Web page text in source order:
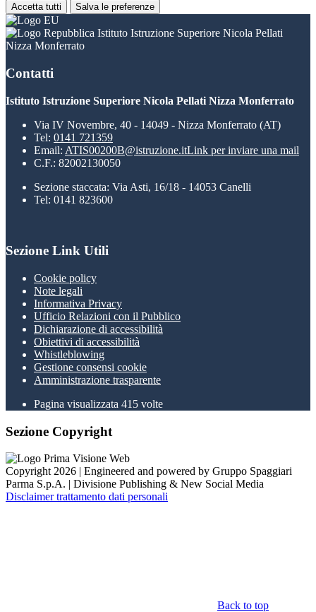
Accetta tutti Salva le preferenze
Istituto Istruzione Superiore Nicola Pellati
Nizza Monferrato
Contatti
Istituto Istruzione Superiore Nicola Pellati Nizza Monferrato
Via IV Novembre, 40 - 14049 - Nizza Monferrato (AT)
Tel: 0141 721359
Email: ATIS00200B@istruzione.itLink per inviare una mail
C.F.: 82002130050
Sezione staccata: Via Asti, 16/18 - 14053 Canelli
Tel: 0141 823600
Sezione Link Utili
Cookie policy
Note legali
Informativa Privacy
Ufficio Relazioni con il Pubblico
Dichiarazione di accessibilità
Obiettivi di accessibilità
Whistleblowing
Gestione consensi cookie
Amministrazione trasparente
Pagina visualizzata 415 volte
Sezione Copyright
Copyright 2026 | Engineered and powered by Gruppo Spaggiari
Parma S.p.A. | Divisione Publishing & New Social Media
Disclaimer trattamento dati personali
Back to top